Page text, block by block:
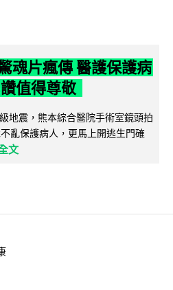
魂片瘋傳 醫護保護病
值得尊敬
地震，熊本綜合醫院手術室鏡頭拍
亂保護病人，更馬上開逃生門確
文